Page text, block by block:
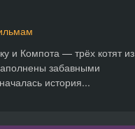
и Компота — трёх котят из
забавными
история...